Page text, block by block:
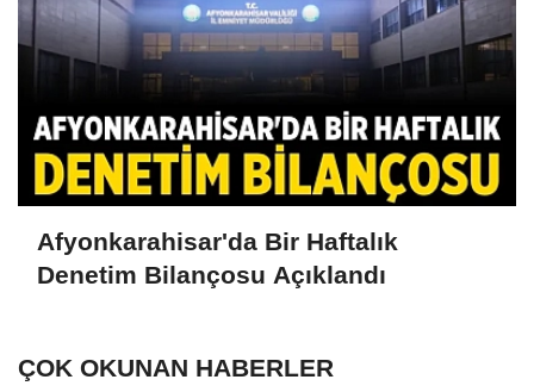
Afyonkarahisar'da Bir Haftalık
Denetim Bilançosu Açıklandı
ÇOK OKUNAN HABERLER